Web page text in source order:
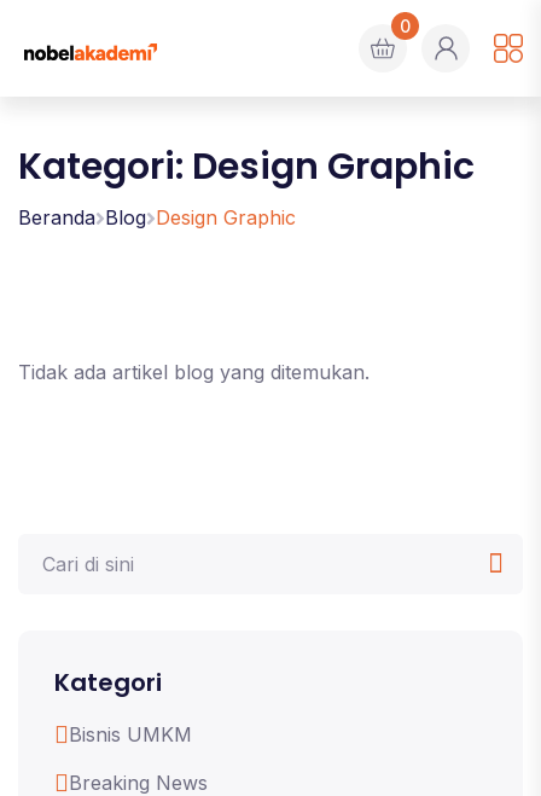
0
Kategori: Design Graphic
Beranda Blog Design Graphic
Tidak ada artikel blog yang ditemukan.
Kategori
Bisnis UMKM
Breaking News